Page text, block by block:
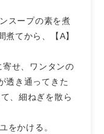
スープの素を煮
てから、【A】
せ、ワンタンの
透き通ってきた
、細ねぎを散ら
をかける。